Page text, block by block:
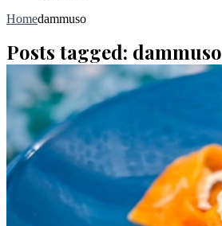
Homedammuso
Posts tagged: dammuso